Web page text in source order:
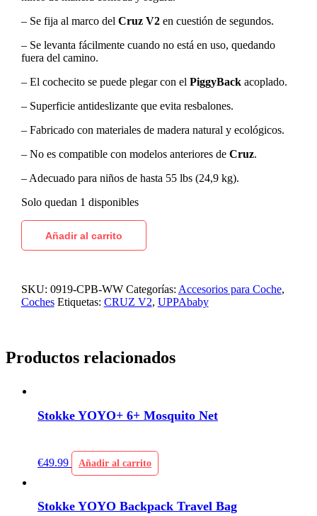
– Se fija al marco del Cruz V2en cuestión de segundos.
– Se levanta fácilmente cuando no está en uso, quedando
fuera del camino.
– El cochecito se puede plegar con el PiggyBackacoplado.
– Superficie antideslizante que evita resbalones.
– Fabricado con materiales de madera natural y ecológicos.
– No es compatible con modelos anteriores de Cruz.
– Adecuado para niños de hasta 55 lbs (24,9 kg).
Solo quedan 1 disponibles
Añadir al carrito
SKU: 0919-CPB-WW Categorías: Accesorios para Coche,
Coches Etiquetas: CRUZ V2, UPPAbaby
Productos relacionados
Stokke YOYO+ 6+ Mosquito Net
€49.99 Añadir al carrito
Stokke YOYO Backpack Travel Bag